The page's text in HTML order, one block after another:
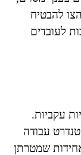
להבטיח
לעובדים
עקביות.
עבודה
שמטרתן